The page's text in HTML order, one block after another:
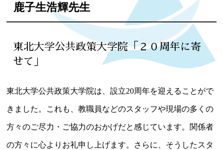
鹿子生浩輝先生
東北大学公共政策大学院「２０周年に寄
せて」
東北大学公共政策大学院は、設立20周年を迎えることがで
きました。これも、教職員などのスタッフや現場の多くの
方々のご尽力・ご協力のおかげだと感じています。関係者
の方々に心よりお礼申し上げます。さらに、そうしたスタ